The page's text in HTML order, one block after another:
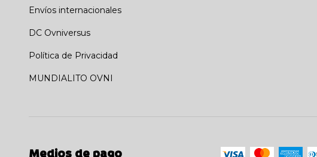
Envíos internacionales
DC Ovniversus
Política de Privacidad
MUNDIALITO OVNI